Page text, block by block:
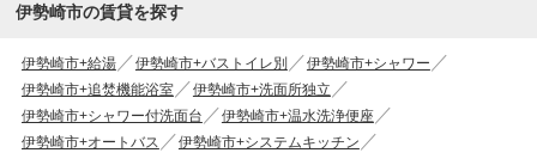
伊勢崎市の賃貸を探す
伊勢崎市+給湯 伊勢崎市+バストイレ別
伊勢崎市+シャワー
伊勢崎市+追焚機能浴室
伊勢崎市+洗面所独立
伊勢崎市+シャワー付洗面台
伊勢崎市+温水洗浄便座
伊勢崎市+オートバス
伊勢崎市+システムキッチン